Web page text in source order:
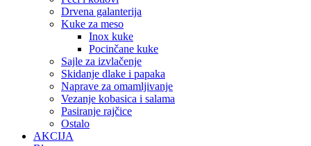
Drvena galanterija
Kuke za meso
Inox kuke
Pocinčane kuke
Sajle za izvlačenje
Skidanje dlake i papaka
Naprave za omamljivanje
Vezanje kobasica i salama
Pasiranje rajčice
Ostalo
AKCIJA